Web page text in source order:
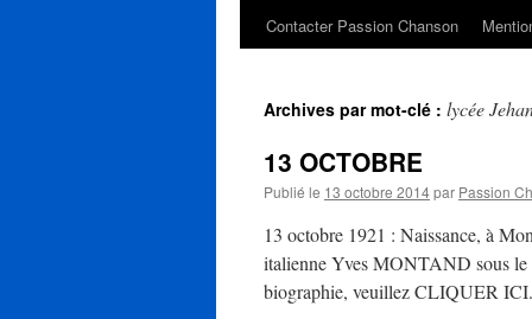
Contacter Passion Chanson
Archives par mot-clé : lycée
13 OCTOBRE
Publié le 13 octobre 2014par Passion
13 octobre 1921 : Naissance, à
italienne Yves MONTAND sous le
biographie, veuillez CLIQUER